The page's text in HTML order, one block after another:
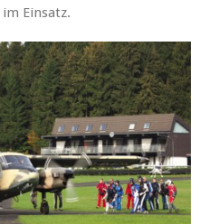
Einsatz.